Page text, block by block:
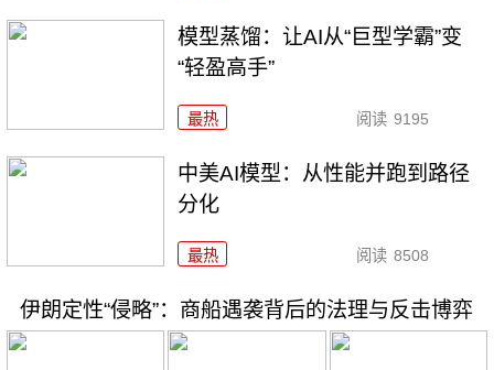
模型蒸馏：让AI从“巨型学霸”变
“轻盈高手”
最热 阅读 9195
中美AI模型：从性能并跑到路径
分化
最热 阅读 8508
伊朗定性“侵略”：商船遇袭背后的法理与反击博弈